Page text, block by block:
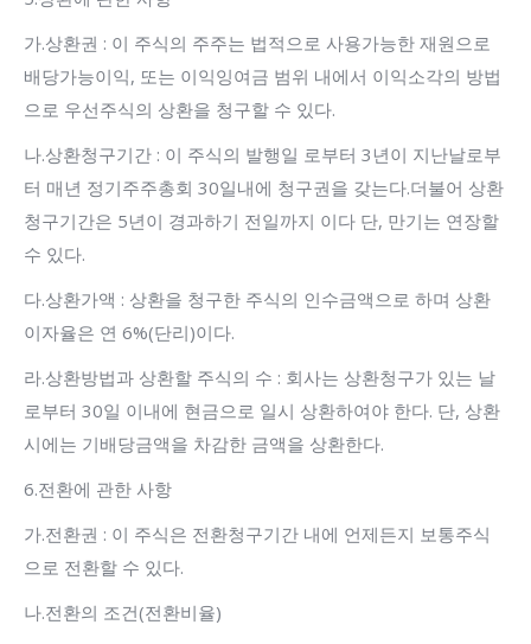
가.상환권 : 이 주식의 주주는 법적으로 사용가능한 재원으로
배당가능이익, 또는 이익잉여금 범위 내에서 이익소각의 방법
으로 우선주식의 상환을 청구할 수 있다.
나.상환청구기간 : 이 주식의 발행일 로부터 3년이 지난날로부
터 매년 정기주주총회 30일내에 청구권을 갖는다.더불어 상환
청구기간은 5년이 경과하기 전일까지 이다 단, 만기는 연장할
수 있다.
다.상환가액 : 상환을 청구한 주식의 인수금액으로 하며 상환
이자율은 연 6%(단리)이다.
라.상환방법과 상환할 주식의 수 : 회사는 상환청구가 있는 날
로부터 30일 이내에 현금으로 일시 상환하여야 한다. 단, 상환
시에는 기배당금액을 차감한 금액을 상환한다.
6.전환에 관한 사항
가.전환권 : 이 주식은 전환청구기간 내에 언제든지 보통주식
으로 전환할 수 있다.
나.전환의 조건(전환비율)